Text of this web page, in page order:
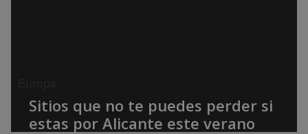
Sitios que no te puedes perder si
estas por Alicante este verano